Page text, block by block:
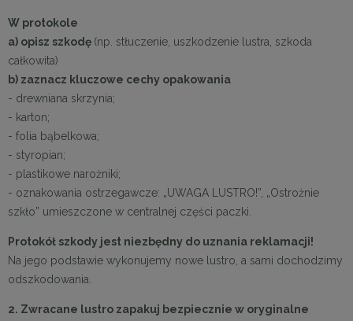
W protokole
a) opisz szkodę (np. stłuczenie, uszkodzenie lustra, szkoda
całkowita)
b) zaznacz kluczowe cechy opakowania
- drewniana skrzynia;
- karton;
- folia bąbelkowa;
- styropian;
- plastikowe narożniki;
- oznakowania ostrzegawcze: „UWAGA LUSTRO!”, „Ostrożnie
szkło” umieszczone w centralnej części paczki.
Protokół szkody jest niezbędny do uznania reklamacji!
Na jego podstawie wykonujemy nowe lustro, a sami dochodzimy
odszkodowania.
2. Zwracane lustro zapakuj bezpiecznie w oryginalne